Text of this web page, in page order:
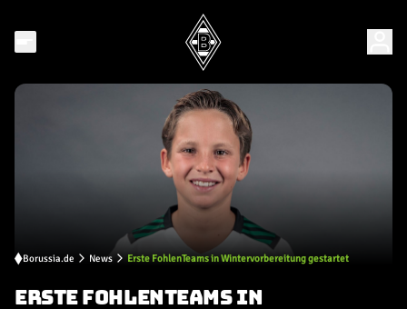
Borussia.de News Erste FohlenTeams in Wintervorbereitung gestartet
ERSTE FOHLENTEAMS IN